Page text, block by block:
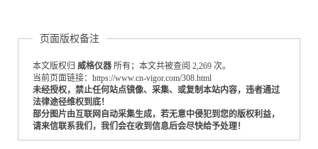
页面版权备注
本文版权归 威格仪器 所有；本文共被查阅 2,269 次。
当前页面链接：https://www.cn-vigor.com/308.html
未经授权，禁止任何站点镜像、采集、或复制本站内容，违者通过
法律途径维权到底！
部分图片由互联网自动采集生成，若无意中侵犯到您的版权利益，
请来信联系我们，我们会在收到信息后会尽快给予处理！